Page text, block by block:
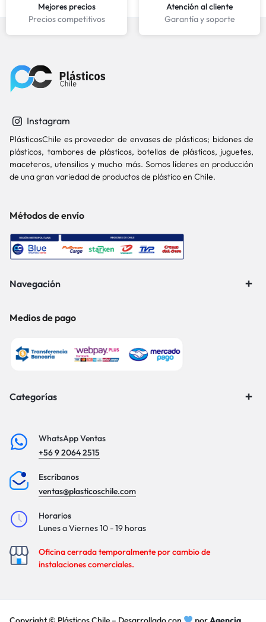
Mejores precios
Precios competitivos
Atención al cliente
Garantía y soporte
Instagram
PlásticosChile es proveedor de envases de plásticos; bidones de
plásticos, tambores de plásticos, botellas de plásticos, juguetes,
maceteros, utensilios y mucho más. Somos líderes en producción
de una gran variedad de productos de plástico en Chile.
Métodos de envío
Navegación
Medios de pago
Categorías
WhatsApp Ventas
+56 9 2064 2515
Escríbanos
ventas@plasticoschile.com
Horarios
Lunes a Viernes 10 - 19 horas
Oficina cerrada temporalmente por cambio de
instalaciones comerciales.